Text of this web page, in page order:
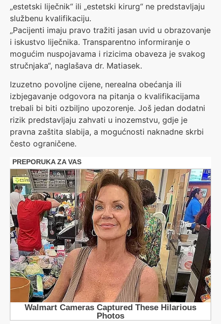
„estetski liječnik“ ili „estetski kirurg“ ne predstavljaju
službenu kvalifikaciju.
„Pacijenti imaju pravo tražiti jasan uvid u obrazovanje
i iskustvo liječnika. Transparentno informiranje o
mogućim nuspojavama i rizicima obaveza je svakog
stručnjaka“, naglašava dr. Matiasek.
Izuzetno povoljne cijene, nerealna obećanja ili
izbjegavanje odgovora na pitanja o kvalifikacijama
trebali bi biti ozbiljno upozorenje. Još jedan dodatni
rizik predstavljaju zahvati u inozemstvu, gdje je
pravna zaštita slabija, a mogućnosti naknadne skrbi
često ograničene.